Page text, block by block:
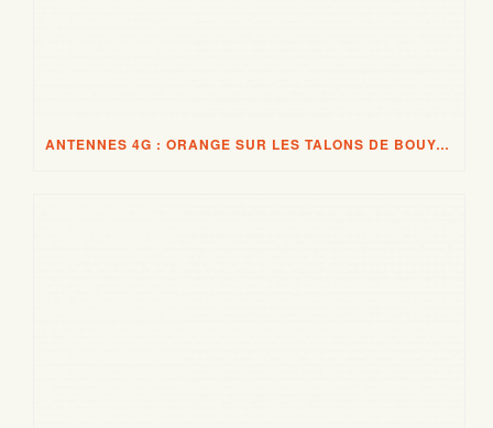
ANTENNES 4G : ORANGE SUR LES TALONS DE BOUYGUES TELECOM